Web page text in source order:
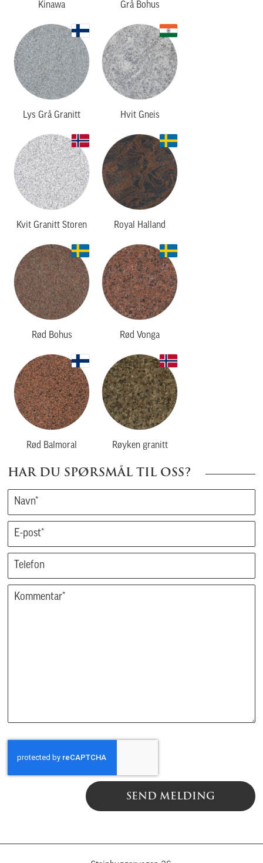
Kinawa Grå Bohus
Lys Grå Granitt Hvit Gneis
Kvit Granitt Storen Royal Halland
Rød Bohus Rød Vonga
Rød Balmoral Røyken granitt
HAR DU SPØRSMÅL TIL OSS?
SEND MELDING